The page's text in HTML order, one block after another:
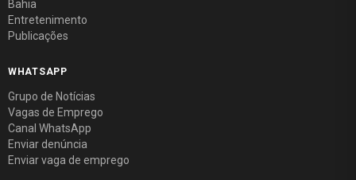
Bahia
Entretenimento
Publicações
WHATSAPP
Grupo de Notícias
Vagas de Emprego
Canal WhatsApp
Enviar denúncia
Enviar vaga de emprego